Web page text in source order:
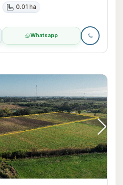
0.01 ha
Whatsapp